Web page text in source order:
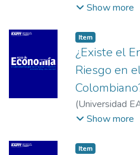
Plata, Mery
Empresas
Show more
Item
¿Existe el
Riesgo en
(Universidad
Osorio, Isabel
Show more
Item